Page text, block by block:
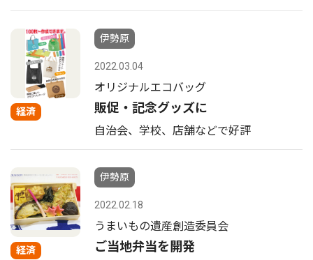
経済
伊勢原
2022.03.04
オリジナルエコバッグ
販促・記念グッズに
自治会、学校、店舗などで好評
経済
伊勢原
2022.02.18
うまいもの遺産創造委員会
ご当地弁当を開発